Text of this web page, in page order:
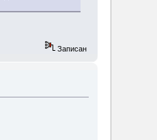
Записан